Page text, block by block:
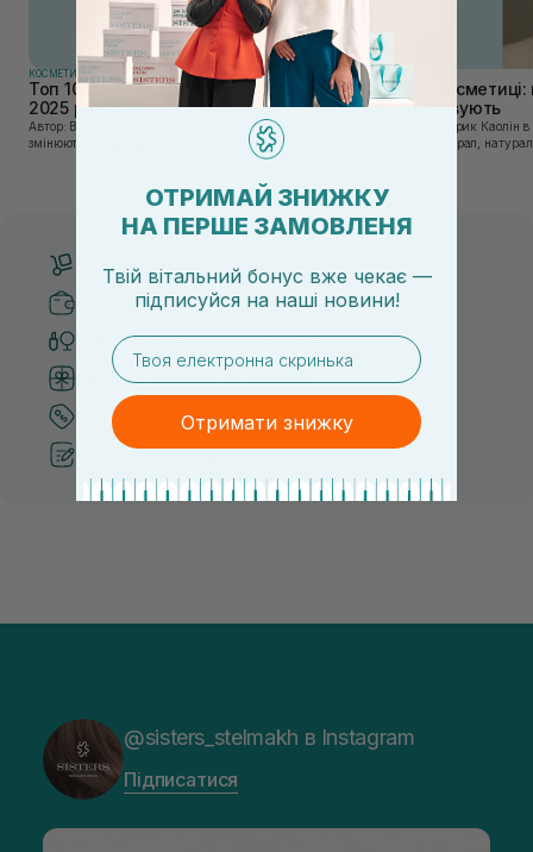
КОСМЕТИКА
Топ 10 брендів доглядової косметики у
2025 році
Автор: Віка Нагорна У сучасному світі, де тренди
змінюються зі швидкістю світла, а ринок популярної
косметики переповнений новими пропозиціями, вибір
КОСМЕТИКА
Каолін в
використовують
Автор: Юлія Цебрик Каолін в косметології – це
природний мінерал,
Безкоштовна доставка від 3000 UAH
Безпечні способи оплати
Тільки оригінальна косметика
Система бонусів та лояльності
Кращі ціни та топ товари
Рекомендації від косметологів
@sisters_stelmakh в Instagram
Підписатися
ОТРИМАЙ ЗНИЖКУ
НА ПЕРШЕ ЗАМОВЛЕНЯ
Твій вітальний бонус вже чекає —
підписуйся на наші новини!
email
Отримати знижку